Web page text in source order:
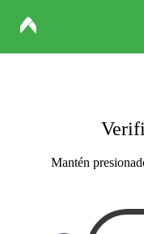
Mantén